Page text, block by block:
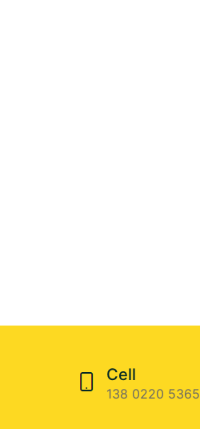
Cell
138 0220 5365